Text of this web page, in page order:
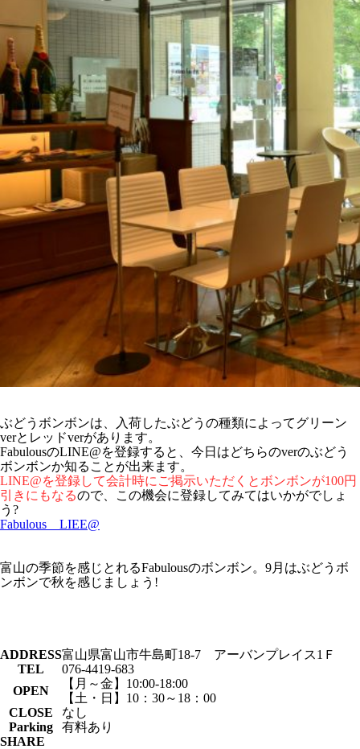
ぶどうボンボンは、入荷したぶどうの種類によってグリーン
verとレッドverがあります。
FabulousのLINE@を登録すると、今日はどちらのverのぶどう
ボンボンか知ることが出来ます。
LINE@を登録して会計時にご掲示いただくとボンボンが100円
引きにもなるので、この機会に登録してみてはいかがでしょ
う?
Fabulous LIEE@
富山の季節を感じとれるFabulousのボンボン。9月はぶどうボ
ンボンで秋を感じましょう!
ADDRESS富山県富山市牛島町18-7 アーバンプレイス1Ｆ
TEL
076-4419-683
OPEN
【月～金】10:00-18:00
【土・日】10：30～18：00
CLOSE
なし
Parking
有料あり
SHARE